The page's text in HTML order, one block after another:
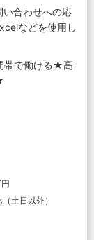
い合わせへの応
などを使用し
帯で働ける★高
土日以外）